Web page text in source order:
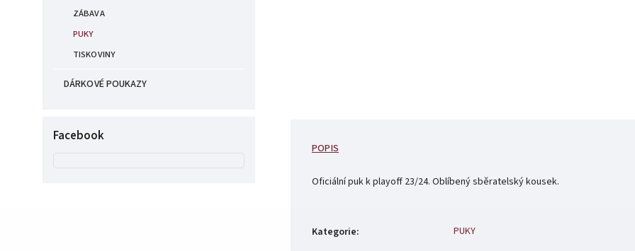
ZÁBAVA
PUKY
TISKOVINY
DÁRKOVÉ POUKAZY
Facebook
POPIS
Oficiální puk k playoff 23/24. Oblíbený sběratelský kousek.
Kategorie:
PUKY